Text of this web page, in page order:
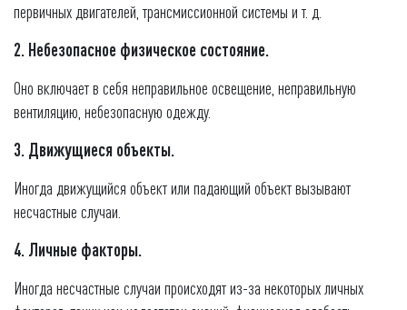
первичных двигателей, трансмиссионной системы и т. д.
2. Небезопасное физическое состояние.
Оно включает в себя неправильное освещение, неправильную
вентиляцию, небезопасную одежду.
3. Движущиеся объекты.
Иногда движущийся объект или падающий объект вызывают
несчастные случаи.
4. Личные факторы.
Иногда несчастные случаи происходят из-за некоторых личных